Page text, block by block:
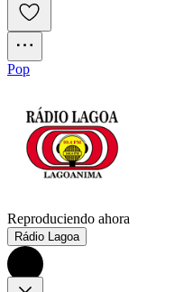
Pop
Reproduciendo ahora
Rádio Lagoa